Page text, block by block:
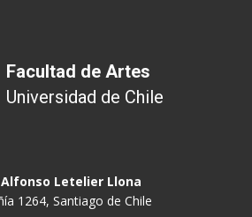
Facultad de Artes
Universidad de Chile
Alfonso Letelier Llona
1264, Santiago de Chile